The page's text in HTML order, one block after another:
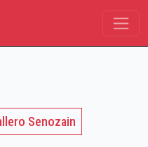
Senozain